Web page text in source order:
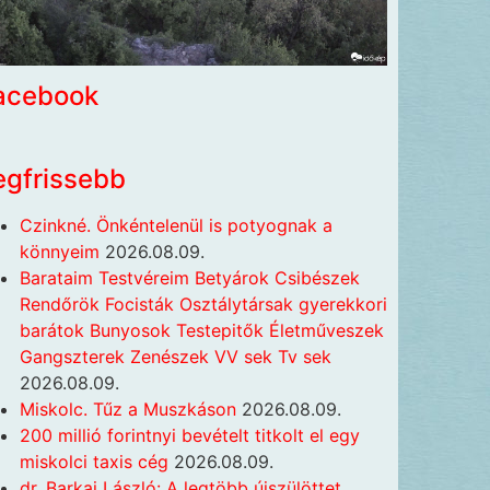
Czinkné. Önkéntelenül is potyognak a
könnyeim 2026.08.09.
Barataim Testvéreim Betyárok Csibészek
Rendőrök Focisták Osztálytársak gyerekkori
barátok Bunyosok Testepitők Életműveszek
Gangszterek Zenészek VV sek Tv sek
2026.08.09.
Miskolc. Tűz a Muszkáson 2026.08.09.
200 millió forintnyi bevételt titkolt el egy
miskolci taxis cég 2026.08.09.